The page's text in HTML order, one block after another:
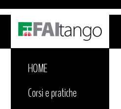
HOME
Corsi e pratiche